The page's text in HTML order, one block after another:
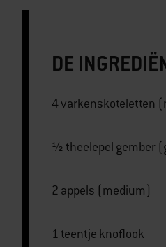
DE
4 varkenskoteletten
½ theelepel gember
2 appels (medium)
1 teentje knoflook